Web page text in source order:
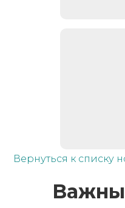
Вернуться к списку